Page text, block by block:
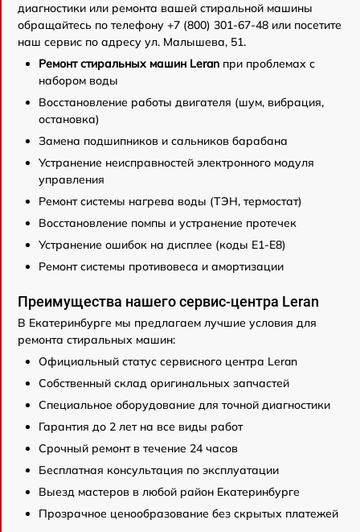
диагностики или ремонта вашей стиральной машины
обращайтесь по телефону +7 (800) 301-67-48 или посетите
наш сервис по адресу ул. Малышева, 51.
Ремонт стиральных машин Leran при проблемах с
набором воды
Восстановление работы двигателя (шум, вибрация,
остановка)
Замена подшипников и сальников барабана
Устранение неисправностей электронного модуля
управления
Ремонт системы нагрева воды (ТЭН, термостат)
Восстановление помпы и устранение протечек
Устранение ошибок на дисплее (коды E1-E8)
Ремонт системы противовеса и амортизации
Преимущества нашего сервис-центра Leran
В Екатеринбурге мы предлагаем лучшие условия для
ремонта стиральных машин:
Официальный статус сервисного центра Leran
Собственный склад оригинальных запчастей
Специальное оборудование для точной диагностики
Гарантия до 2 лет на все виды работ
Срочный ремонт в течение 24 часов
Бесплатная консультация по эксплуатации
Выезд мастеров в любой район Екатеринбурге
Прозрачное ценообразование без скрытых платежей